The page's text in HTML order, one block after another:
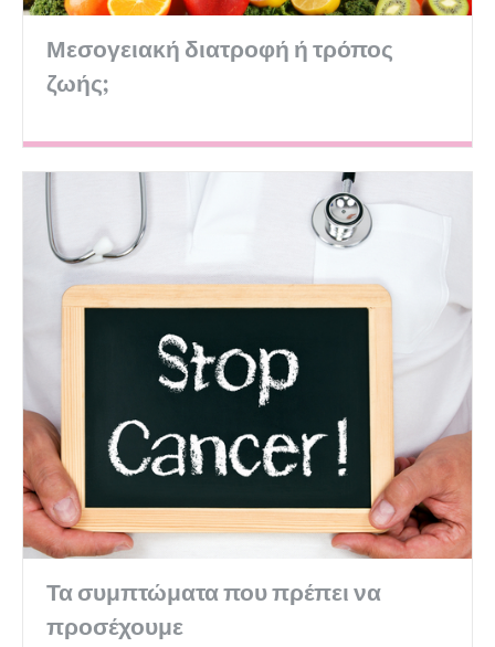
Μεσογειακή διατροφή ή τρόπος
ζωής;
Τα συμπτώματα που πρέπει να
προσέχουμε